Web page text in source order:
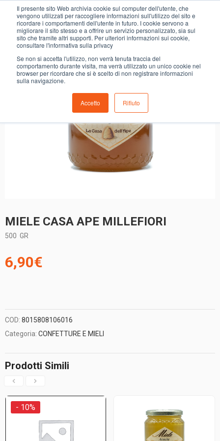
Il presente sito Web archivia cookie sul computer dell'utente, che
vengono utilizzati per raccogliere informazioni sull'utilizzo del sito e
ricordare i comportamenti dell'utente in futuro. I cookie servono a
migliorare il sito stesso e a offrire un servizio personalizzato, sia sul
sito che tramite altri supporti. Per ulteriori informazioni sui cookie,
consultare l'informativa sulla privacy
Se non si accetta l'utilizzo, non verrà tenuta traccia del
comportamento durante visita, ma verrà utilizzato un unico cookie nel
browser per ricordare che si è scelto di non registrare informazioni
sulla navigazione.
Accetto Rifiuto
MIELE CASA APE MILLEFIORI
MIELE CASA APE MILLEFIORI
500 GR
6,90€
COD: 8015808106016
Categoria: CONFETTURE E MIELI
Prodotti Simili
- 10%